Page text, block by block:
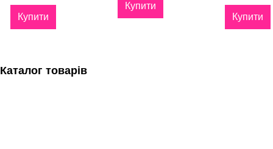
Купити
Купити
Купити
Каталог товарів